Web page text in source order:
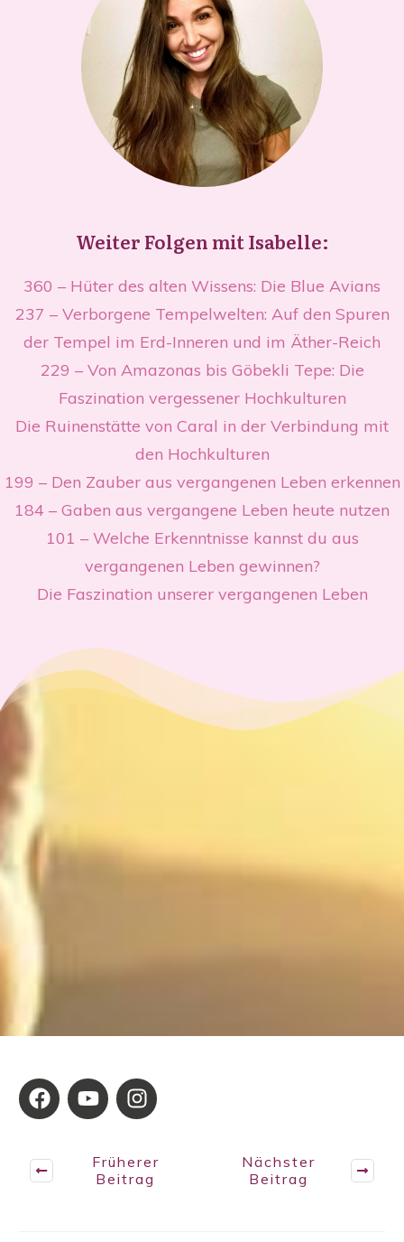
Weiter Folgen mit Isabelle:
360 – Hüter des alten Wissens: Die Blue Avians
237 – Verborgene Tempelwelten: Auf den Spuren
der Tempel im Erd-Inneren und im Äther-Reich
229 – Von Amazonas bis Göbekli Tepe: Die
Faszination vergessener Hochkulturen
Die Ruinenstätte von Caral in der Verbindung mit
den Hochkulturen
199 – Den Zauber aus vergangenen Leben erkennen
184 – Gaben aus vergangene Leben heute nutzen
101 – Welche Erkenntnisse kannst du aus
vergangenen Leben gewinnen?
Die Faszination unserer vergangenen Leben
Früherer
Beitrag
Nächster
Beitrag